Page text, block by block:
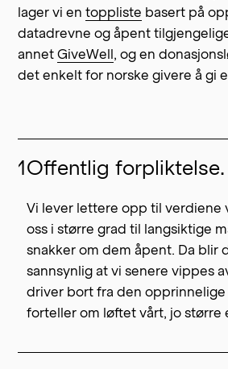
lager vi entoppliste basert på
datadrevne og åpent
annetGiveWell, og en
det enkelt for norske givere å gi
1Offentlig forpliktelse.
Vi lever lettere opp til verdiene
oss i større grad til langsiktige
snakker om dem åpent. Da blir
sannsynlig at vi senere vippes
driver bort fra den opprinnelige
forteller om løftet vårt, jo større